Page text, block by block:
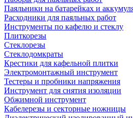
Паяльники на батарейках и
Расходники для паяльных работ
Инструменты по кафелю и стеклу
Плиткорезы
Стеклорезы
Стеклодомкраты
Крестики для кафельной плитки
Электромонтажный инструмент
Тестеры и пробники напряжения
Инструмент для снятия изоляции
Обжимной инструмент
Кабелерезы и секторные ножницы